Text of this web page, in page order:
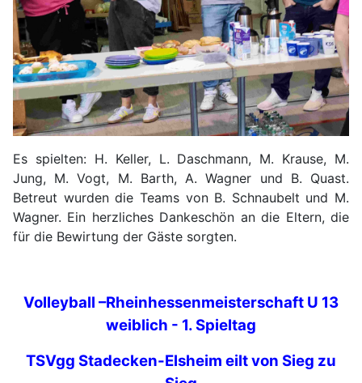
Es spielten: H. Keller, L. Daschmann, M. Krause, M.
Jung, M. Vogt, M. Barth, A. Wagner und B. Quast.
Betreut wurden die Teams von B. Schnaubelt und M.
Wagner. Ein herzliches Dankeschön an die Eltern, die
für die Bewirtung der Gäste sorgten.
Volleyball –Rheinhessenmeisterschaft U 13
weiblich - 1. Spieltag
TSVgg Stadecken-Elsheim eilt von Sieg zu